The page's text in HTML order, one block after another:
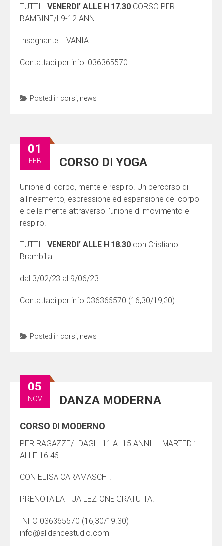
TUTTI I VENERDI’ ALLE H 17.30 CORSO PER
BAMBINE/I 9-12 ANNI
Insegnante : IVANIA
Contattaci per info: 036365570
Posted in corsi news
CORSO DI YOGA
01
FEB
Unione di corpo, mente e respiro. Un percorso di
allineamento, espressione ed espansione del corpo
e della mente attraverso l’unione di movimento e
respiro.
TUTTI I VENERDI’ ALLE H 18.30 con Cristiano
Brambilla
dal 3/02/23 al 9/06/23
Contattaci per info 036365570 (16,30/19,30)
Posted in corsi news
DANZA MODERNA
05
NOV
CORSO DI MODERNO
PER RAGAZZE/I DAGLI 11 AI 15 ANNI IL MARTEDI’
ALLE 16.45
CON ELISA CARAMASCHI.
PRENOTA LA TUA LEZIONE GRATUITA.
INFO 036365570 (16,30/19.30)
info@alldancestudio.com